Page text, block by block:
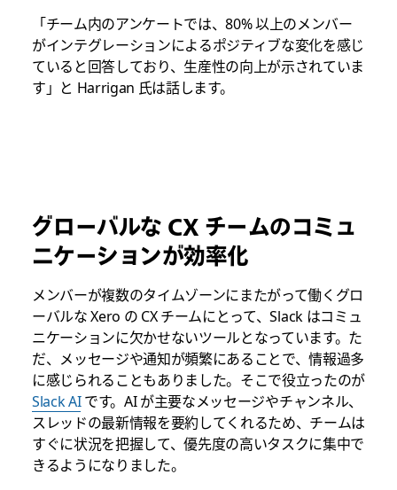
「チーム内のアンケートでは、80% 以上のメンバー
がインテグレーションによるポジティブな変化を感じ
ていると回答しており、生産性の向上が示されていま
す」と Harrigan 氏は話します。
グローバルな CX チームのコミュ
ニケーションが効率化
メンバーが複数のタイムゾーンにまたがって働くグロ
ーバルな Xero の CX チームにとって、Slack はコミュ
ニケーションに欠かせないツールとなっています。た
だ、メッセージや通知が頻繁にあることで、情報過多
に感じられることもありました。そこで役立ったのが
Slack AIです。AI が主要なメッセージやチャンネル、
スレッドの最新情報を要約してくれるため、チームは
すぐに状況を把握して、優先度の高いタスクに集中で
きるようになりました。